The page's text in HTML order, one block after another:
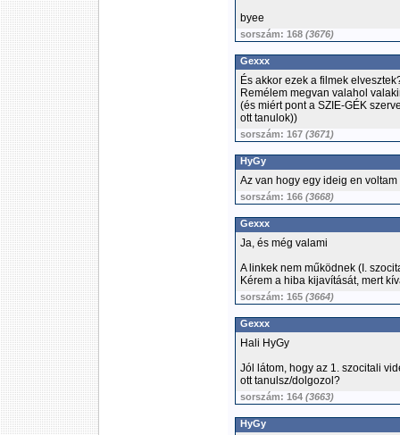
byee
sorszám: 168 (3676)
Gexxx
És akkor ezek a filmek
Remélem megvan valahol
(és miért pont a SZIE-GÉK
ott tanulok))
sorszám: 167 (3671)
HyGy
Az van hogy egy ideig en
sorszám: 166 (3668)
Gexxx
Ja, és még valami
A linkek nem működnek (I.
Kérem a hiba kijavítását, mert
sorszám: 165 (3664)
Gexxx
Hali HyGy
Jól látom, hogy az 1. szocitali
ott tanulsz/dolgozol?
sorszám: 164 (3663)
HyGy